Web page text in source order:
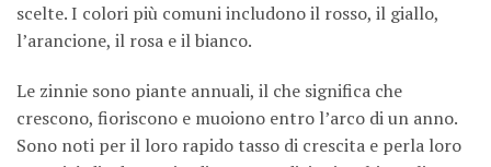
scelte. I colori più comuni includono il rosso, il giallo,
l’arancione, il rosa e il bianco.
Le zinnie sono piante annuali, il che significa che
crescono, fioriscono e muoiono entro l’arco di un anno.
Sono noti per il loro rapido tasso di crescita e perla loro